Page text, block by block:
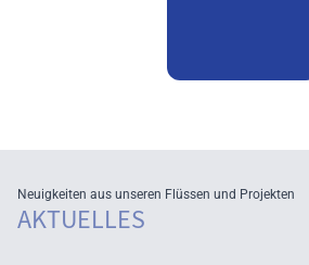
Neuigkeiten aus unseren Flüssen und Projekten
AKTUELLES